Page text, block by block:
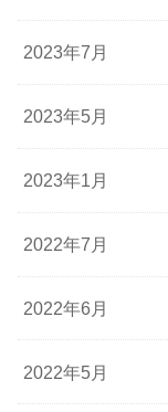
2023年7月
2023年5月
2023年1月
2022年7月
2022年6月
2022年5月